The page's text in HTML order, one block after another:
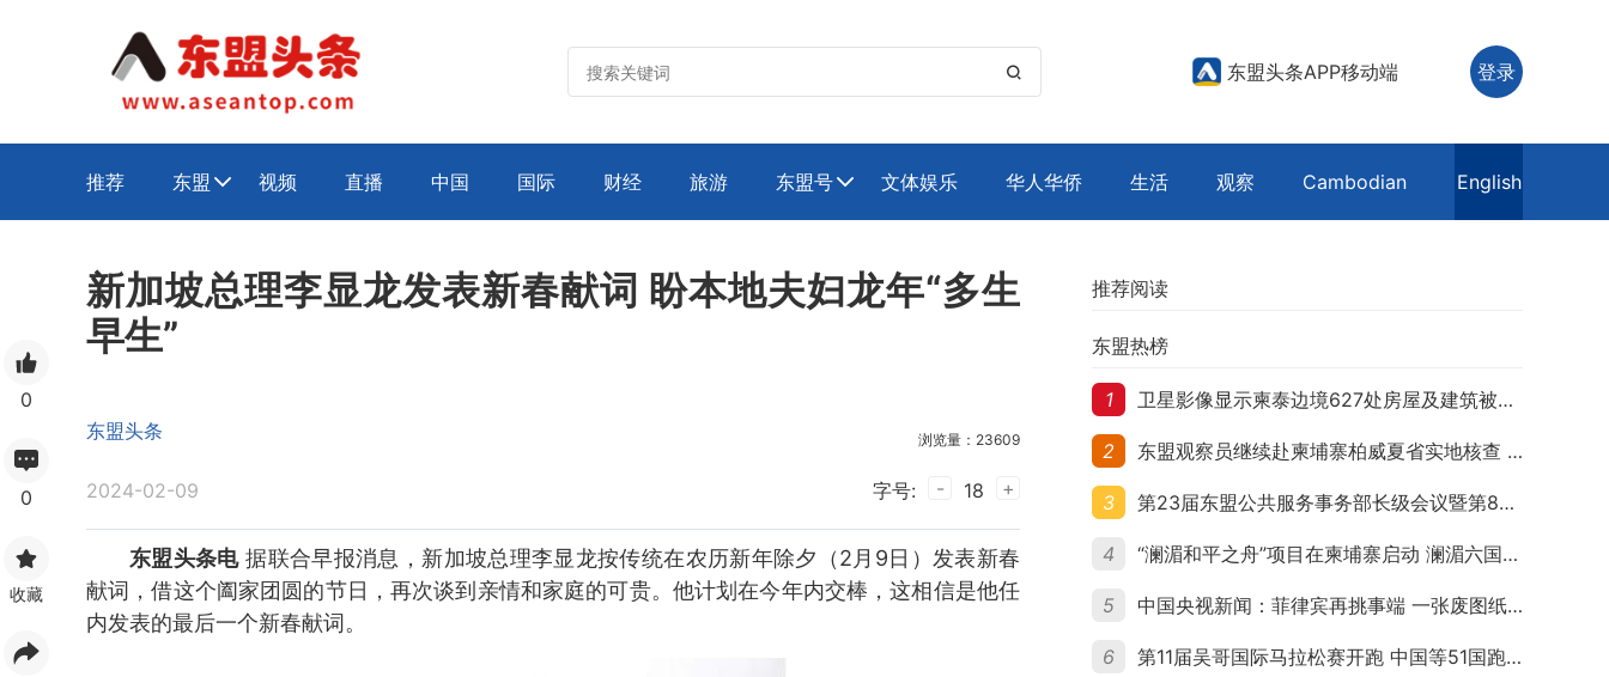
 东盟头条APP移动端 登录
推荐 东盟  视频 直播 中国 国际 财经 旅游 东盟号 文体娱乐 华人华侨 生活 观察 Cambodian English
0
0
收藏
新加坡总理李显龙发表新春献词 盼本地夫妇龙年“多生
早生”
东盟头条 浏览量：23609
2024-02-09 字号: - 18 +
东盟头条电据联合早报消息，新加坡总理李显龙按传统在农历新年除夕（2月9日）发表新春
献词，借这个阖家团圆的节日，再次谈到亲情和家庭的可贵。他计划在今年内交棒，这相信是他任
内发表的最后一个新春献词。
推荐阅读
东盟热榜
1 卫星影像显示柬泰边境627处房屋及建筑被夷平 人权组织呼吁保护平民财产
2 东盟观察员继续赴柬埔寨柏威夏省实地核查 走访遭袭柬埔寨平民村庄
3 第23届东盟公共服务事务部长级会议暨第8届东盟与中日韩公共服务事务部长级会议在柬埔寨暹粒开幕
4 “澜湄和平之舟”项目在柬埔寨启动 澜湄六国青年共话和平与发展
5 中国央视新闻：菲律宾再挑事端 一张废图纸划不走中国黄岩岛
6 第11届吴哥国际马拉松赛开跑 中国等51国跑者齐聚暹粒